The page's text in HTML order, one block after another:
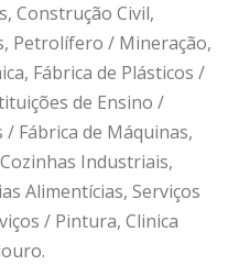
Construção Civil,
Petrolífero / Mineração,
Fábrica de Plásticos /
de Ensino /
Fábrica de Máquinas,
Industriais,
Alimentícias, Serviços
/ Pintura, Clinica